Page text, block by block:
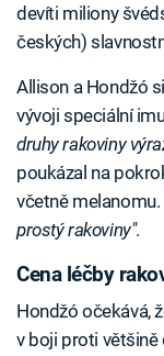
devíti miliony
českých)
Allison a Hondžó
vývoji speciální
druhy rakoviny
poukázal na
včetně melanomu.
prostý rakoviny".
Cena léčby
Hondžó očekává,
v boji proti většině